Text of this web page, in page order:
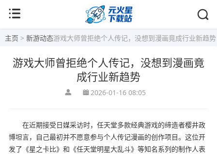
主页 > 新游动态游戏大师曾拒绝个人传记，没想到漫画竟成行业新趋势
游戏大师曾拒绝个人传记，没想到漫画竟
成行业新趋势
2026-01-16 08:05
在近期接受日媒采访时，任天堂多款经典游戏的缔造者樱井政
博坦言，自己最初并不愿意参与个人传记漫画的创作项目。这位开
发了《星之卡比》和《任天堂明星大乱斗》等知名系列的制作人表